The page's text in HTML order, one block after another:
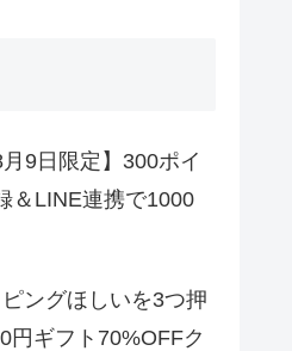
9日限定】300ポイ
＆LINE連携で1000
ングほしいを3つ押
円ギフト70%OFFク